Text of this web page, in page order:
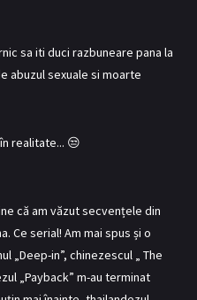
sa iti duci razbuneare pana la
abuzul sexuale si moarte
realitate... 😒
că am văzut secvențele din
Ce serial! Am mai spus și o
„Deep-in”, chinezescul „ The
„Payback” m-au terminat